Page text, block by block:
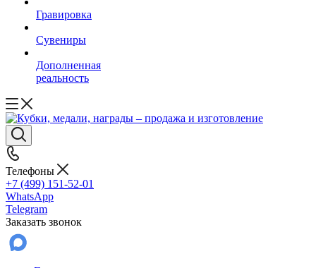
Гравировка
Сувениры
Дополненная
реальность
Телефоны
+7 (499) 151-52-01
WhatsApp
Telegram
Заказать звонок